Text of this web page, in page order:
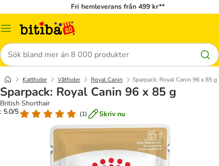
Fri hemleverans från 499 kr**
Meny
Sök
Kattfoder Våtfoder Royal Canin Sparpack: Royal Canin 96 x 85 g
Sparpack: Royal Canin 96 x 85 g
British Shorthair
: 5.0/5
(1) Skriv nu